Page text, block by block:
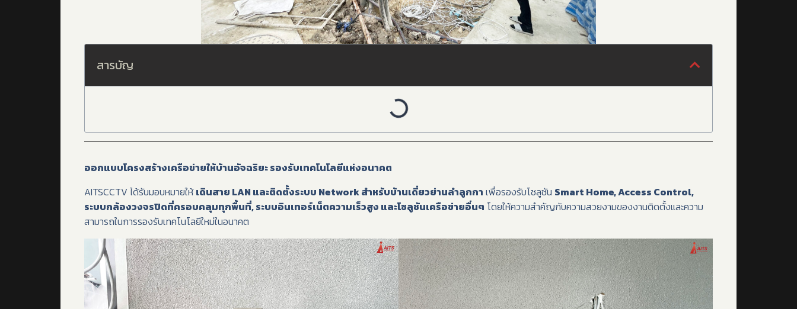
สารบัญ
ออกแบบโครงสร้างเครือข่ายให้บ้านอัจฉริยะ รองรับเทคโนโลยีแห่งอนาคต
AITSCCTV ได้รับมอบหมายให้เดินสาย LAN และติดตั้งระบบ Network สำหรับบ้านเดี่ยวย่านลำลูกกา เพื่อรองรับโซลูชัน Smart Home, Access Control,
ระบบกล้องวงจรปิดที่ครอบคลุมทุกพื้นที่, ระบบอินเทอร์เน็ตความเร็วสูง และโซลูชันเครือข่ายอื่นๆ โดยให้ความสำคัญกับความสวยงามของงานติดตั้งและความ
สามารถในการรองรับเทคโนโลยีใหม่ในอนาคต